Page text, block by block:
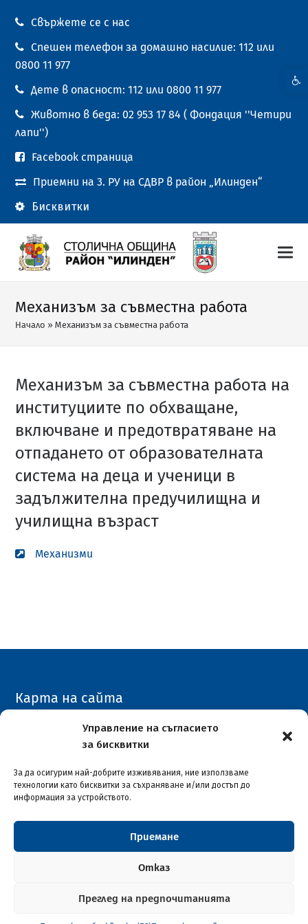
Управление на съгласието
за бисквитки
За да осигурим най-добрите изживявания, ние използваме
технологии като бисквитки за съхраняване и/или достъп до
информация за устройството.
Приемане
Отказ
Преглед на предпочитанията
Свържете се с нас
Спешен телефон за домашно насилие: 112 или
0800 11 977
Дете в опасност: 112 или 0800 11 977
Животно в беда: 02 953 17 84 ( Фондация ''Четири
лапи'')
Facebook страница
Приемни на 3. РУ на СДВР в район „Илинден“
Бисквитки
Механизъм за съвместна работа
Начало »Механизъм за съвместна работа
Механизъм за съвместна работа на
институциите по обхващане,
включване и предотвратяване на
отпадането от образователната
система на деца и ученици в
задължителна предучилищна и
училищна възраст
Механизми
Карта на сайта
Архивен сайт
Столична община район "Илинден"© 2026
Софтуерна разработка и поддръжка от ASAP